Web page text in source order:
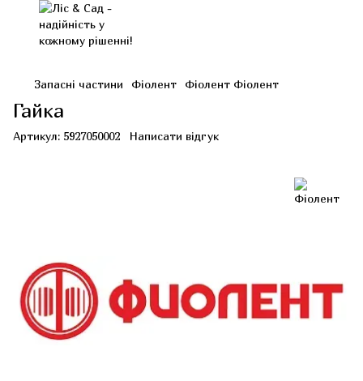
Запасні частини Фіолент Фіолент Фіолент
Гайка
Артикул: 5927050002 Написати відгук